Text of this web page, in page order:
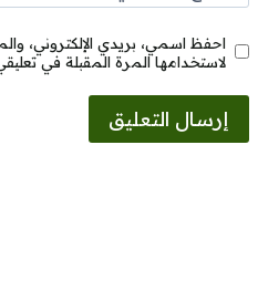
احفظ اسمي، بريدي الإلكتروني،
لاستخدامها المرة المقبلة في